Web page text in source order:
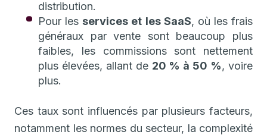
distribution.
Pour les services et les SaaS, où les frais
généraux par vente sont beaucoup plus
faibles, les commissions sont nettement
plus élevées, allant de 20 % à 50 %, voire
plus.
Ces taux sont influencés par plusieurs facteurs,
notamment les normes du secteur, la complexité